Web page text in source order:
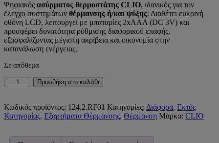
Ψηφιακός ασύρματος θερμοστάτης CLIO, ιδανικός για τον
έλεγχο συστημάτων θέρμανσης ή/και ψύξης. Διαθέτει ευκρινή
οθόνη LCD, λειτουργεί με μπαταρίες 2xAAA (DC 3V) και
προσφέρει δυνατότητα ρύθμισης διαφορικού επαφής,
εξασφαλίζοντας μέγιστη ακρίβεια και οικονομία στην
κατανάλωση ενέργειας.
Σε απόθεμα
Θερμοστάτης
Ψηφιακός
CLIO
ποσότητα
Προσθήκη στο καλάθι
Κωδικός προϊόντος: 124.2.RF01 Κατηγορίες: Διάφορα, Εκτός
Κατηγορίας, Εξαρτήματα Θέρμανσης, Θέρμανση Μάρκα: CLIO